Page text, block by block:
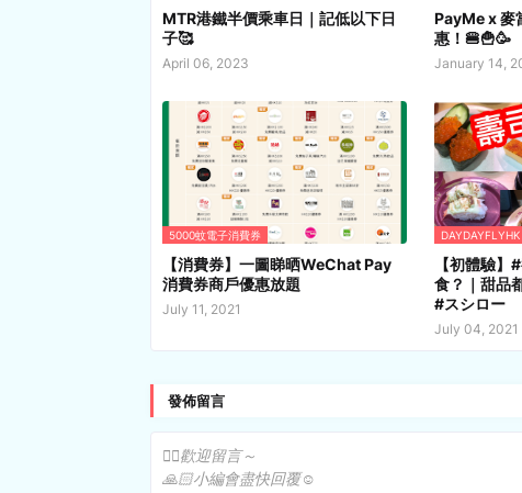
MTR港鐵半價乘車日｜記低以下日
子🥰
April 06, 2023
PayMe x 麥
惠！🍔🍟🥳
January 14,
5000蚊電子消費券
【消費券】一圖睇晒WeChat Pay
消費券商戶優惠放題
July 11, 2021
DAYDAYFLYHK
【初體驗】
食？｜甜品
#スシロー
July 04, 2021
發佈留言
✍🏻歡迎留言～
🙏🏻小編會盡快回覆☺️